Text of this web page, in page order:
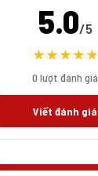
5.0/5
★★★★★
0 lượt đánh giá
Viết đánh giá